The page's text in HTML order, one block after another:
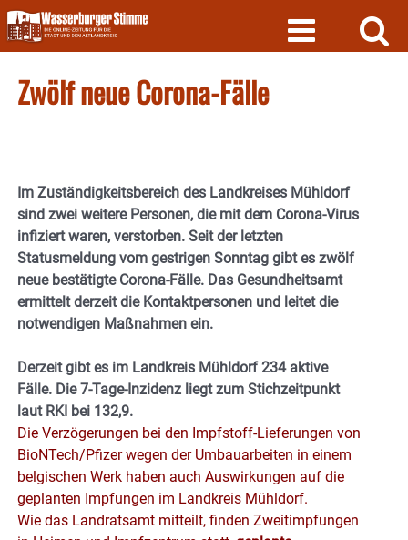
Skip
to
content
Zwölf neue Corona-Fälle
Im Zuständigkeitsbereich des Landkreises Mühldorf
sind zwei weitere Personen, die mit dem Corona-Virus
infiziert waren, verstorben. Seit der letzten
Statusmeldung vom gestrigen Sonntag gibt es zwölf
neue bestätigte Corona-Fälle. Das Gesundheitsamt
ermittelt derzeit die Kontaktpersonen und leitet die
notwendigen Maßnahmen ein.
Derzeit gibt es im Landkreis Mühldorf 234 aktive
Fälle. Die 7-Tage-Inzidenz liegt zum Stichzeitpunkt
laut RKI bei 132,9.
Die Verzögerungen bei den Impfstoff-Lieferungen von
BioNTech/Pfizer wegen der Umbauarbeiten in einem
belgischen Werk haben auch Auswirkungen auf die
geplanten Impfungen im Landkreis Mühldorf.
Wie das Landratsamt mitteilt, finden Zweitimpfungen